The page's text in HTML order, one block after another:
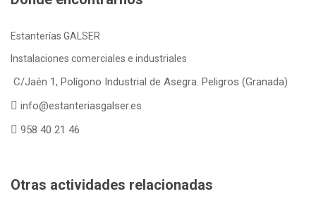
Estanterías GALSER
Instalaciones comerciales e industriales
C/Jaén 1, Polígono Industrial de Asegra. Peligros (Granada)
info@estanteriasgalser.es
958 40 21 46
Otras actividades relacionadas